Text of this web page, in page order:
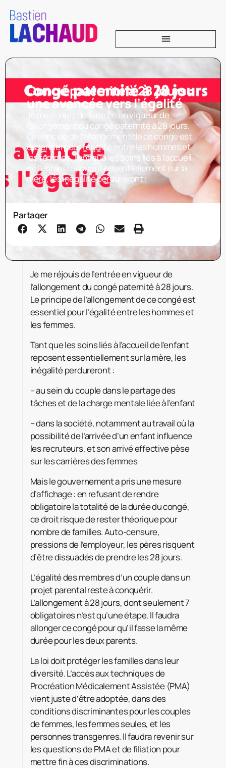
Congé paternité à 28 jours :
une avancée vers l’égalité
Je me réjouis de l’entrée en vigueur de
l’allongement du congé paternité à 28 jours.
Le principe de l’allongement de ce congé est
essentiel pour l’égalité entre les hommes et
les femmes. Tant que les soins liés à l’accueil
de l’enfant reposent essentiellement sur la
mère, les inégalité perdureront :
Partager
Je me réjouis de l’entrée en vigueur de
l’allongement du congé paternité à 28 jours.
Le principe de l’allongement de ce congé est
essentiel pour l’égalité entre les hommes et
les femmes.
Tant que les soins liés à l’accueil de l’enfant
reposent essentiellement sur la mère, les
inégalité perdureront :
– au sein du couple dans le partage des
tâches et de la charge mentale liée à l’enfant
– dans la société, notamment au travail où la
possibilité de l’arrivée d’un enfant influence
les recruteurs, et son arrivé effective pèse
sur les carrières des femmes
Mais le gouvernement a pris une mesure
d’affichage : en refusant de rendre
obligatoire la totalité de la durée du congé,
ce droit risque de rester théorique pour
nombre de familles. Auto-censure,
pressions de l’employeur, les pères risquent
d’être dissuadés de prendre les 28 jours.
L’égalité des membres d’un couple dans un
projet parental reste à conquérir.
L’allongement à 28 jours, dont seulement 7
obligatoires n’est qu’une étape. Il faudra
allonger ce congé pour qu’il fasse la même
durée pour les deux parents.
La loi doit protéger les familles dans leur
diversité. L’accès aux techniques de
Procréation Médicalement Assistée (PMA)
vient juste d’être adoptée, dans des
conditions discriminantes pour les couples
de femmes, les femmes seules, et les
personnes transgenres. Il faudra revenir sur
les questions de PMA et de filiation pour
mettre fin à ces discriminations.